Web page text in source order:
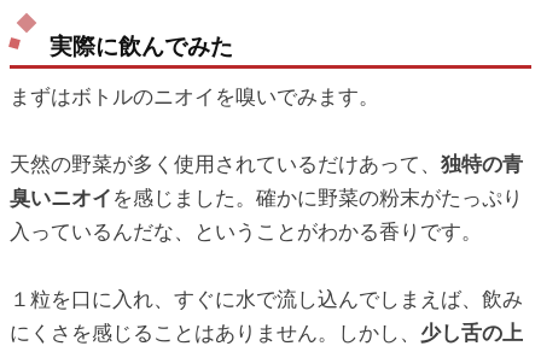
実際に飲んでみた
まずはボトルのニオイを嗅いでみます。
天然の野菜が多く使用されているだけあって、 独特の青
臭いニオイ を感じました。確かに野菜の粉末がたっぷり
入っているんだな、ということがわかる香りです。
１粒を口に入れ、すぐに水で流し込んでしまえば、飲み
にくさを感じることはありません。しかし、 少し舌の上